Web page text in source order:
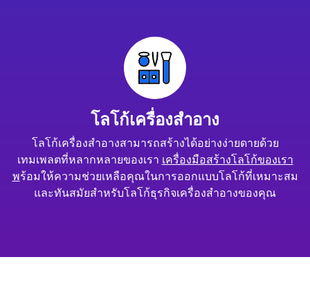
โลโก้เครื่องสำอาง
โลโก้เครื่องสำอางสามารถสร้างได้อย่างง่ายดายด้วย
เทมเพลตที่หลากหลายของเรา เครื่องมือสร้างโลโก้ของเรา
พร้อมให้ความช่วยเหลือคุณในการออกแบบโลโก้ที่เหมาะสม
และทันสมัยสำหรับโลโก้ธุรกิจเครื่องสำอางของคุณ